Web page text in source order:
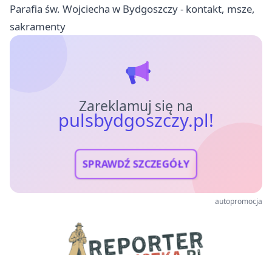
Parafia św. Wojciecha w Bydgoszczy - kontakt, msze,
sakramenty
Zareklamuj się na
pulsbydgoszczy.pl!
SPRAWDŹ SZCZEGÓŁY
autopromocja